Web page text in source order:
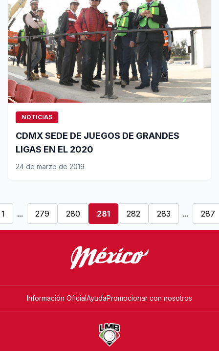
NOTICIAS
CDMX SEDE DE JUEGOS DE GRANDES
LIGAS EN EL 2020
24 de marzo de 2019
1 ... 279 280 281 282 283 ... 287
Información OficialAyudaPromocionar con nosotros